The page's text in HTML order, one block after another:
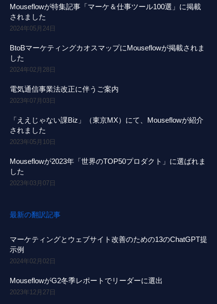
Mouseflowが特集記事「マーケ＆仕事ツール100選」に掲載
されました
2024年05月24日
BtoBマーケティングカオスマップにMouseflowが掲載されま
した
2024年02月28日
電気通信事業法改正に伴うご案内
2023年07月03日
「ええじゃない課Biz」（東京MX）にて、Mouseflowが紹介
されました
2023年05月10日
Mouseflowが2023年「世界のTOP50プロダクト」に選ばれま
した
2023年03月07日
最新の翻訳記事
マーケティングとウェブサイト改善のための13のChatGPT提
示例
2024年02月02日
MouseflowがG2冬季レポートでリーダーに選出
2023年12月27日